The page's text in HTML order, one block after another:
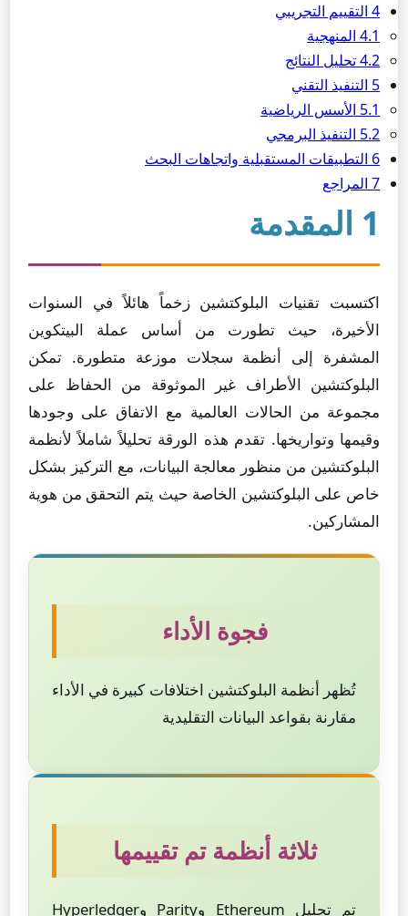
4 التقييم التجريبي
4.1 المنهجية
4.2 تحليل النتائج
5 التنفيذ التقني
5.1 الأسس الرياضية
5.2 التنفيذ البرمجي
6 التطبيقات المستقبلية واتجاهات البحث
7 المراجع
1 المقدمة
اكتسبت تقنيات البلوكتشين زخماً هائلاً في السنوات
الأخيرة، حيث تطورت من أساس عملة البيتكوين
المشفرة إلى أنظمة سجلات موزعة متطورة. تمكن
البلوكتشين الأطراف غير الموثوقة من الحفاظ على
مجموعة من الحالات العالمية مع الاتفاق على وجودها
وقيمها وتواريخها. تقدم هذه الورقة تحليلاً شاملاً لأنظمة
البلوكتشين من منظور معالجة البيانات، مع التركيز بشكل
خاص على البلوكتشين الخاصة حيث يتم التحقق من هوية
المشاركين.
فجوة الأداء
تُظهر أنظمة البلوكتشين اختلافات كبيرة في الأداء
مقارنة بقواعد البيانات التقليدية
ثلاثة أنظمة تم تقييمها
تم تحليل Ethereum وParity وHyperledger